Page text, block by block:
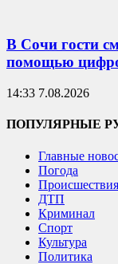
В Сочи гости
помощью
14:33 7.08.2026
ПОПУЛЯРНЫЕ
Главные
Погода
Происшествия
ДТП
Криминал
Спорт
Культура
Политика